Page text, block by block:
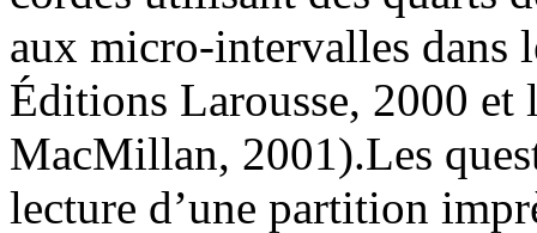
aux micro-intervalles dans
Éditions Larousse, 2000
MacMillan, 2001).Les
lecture d’une partition